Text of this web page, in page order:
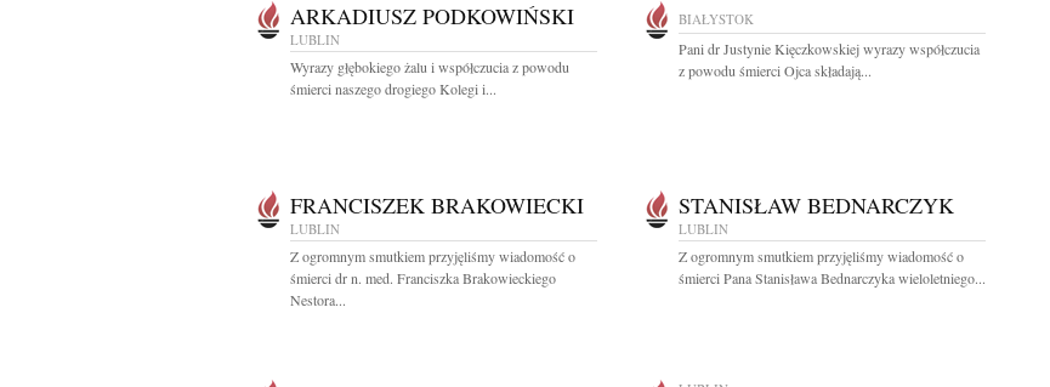
ARKADIUSZ PODKOWIŃSKI
LUBLIN
Wyrazy głębokiego żalu i współczucia z powodu
śmierci naszego drogiego Kolegi i...
BIAŁYSTOK
Pani dr Justynie Kięczkowskiej wyrazy współczucia
z powodu śmierci Ojca składają...
FRANCISZEK BRAKOWIECKI
LUBLIN
Z ogromnym smutkiem przyjęliśmy wiadomość o
śmierci dr n. med. Franciszka Brakowieckiego
Nestora...
STANISŁAW BEDNARCZYK
LUBLIN
Z ogromnym smutkiem przyjęliśmy wiadomość o
śmierci Pana Stanisława Bednarczyka wieloletniego...